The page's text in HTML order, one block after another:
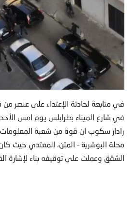
في متابعة لحادثة الإعتداء على عنصر
في شارع الميناء بطرابلس يوم امس
رادار سكوب ان قوة من شعبة
محلة البوشرية – المتن، المعتدي حيث
الشقق وعملت على توقيفه بناء لإشارة